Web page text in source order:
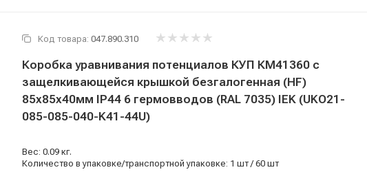
Код товара: 047.890.310
Коробка уравнивания потенциалов КУП КМ41360 с
защелкивающейся крышкой безгалогенная (HF)
85х85х40мм IP44 6 гермовводов (RAL 7035) IEK (UKO21-
085-085-040-K41-44U)
Вес: 0.09 кг.
Количество в упаковке/транспортной упаковке: 1 шт / 60 шт